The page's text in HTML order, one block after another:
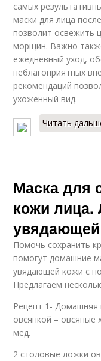
самых
маски для лица
позволит освежить
морщин. Важно
ежедневный уход,
неблагоприятных
рекомендаций
ухоженный вид.
Читать
Маска для
кожи
Помочь сохранить
помогут домашние
увядающей кожи с
Предлагаем
Рецепт 1- Домашняя
овсянкой – овсяные
мед.
2 столовые ложки